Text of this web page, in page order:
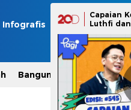
Infografis Foto Video
Bangun Indonesia
Capaian
Luthfi